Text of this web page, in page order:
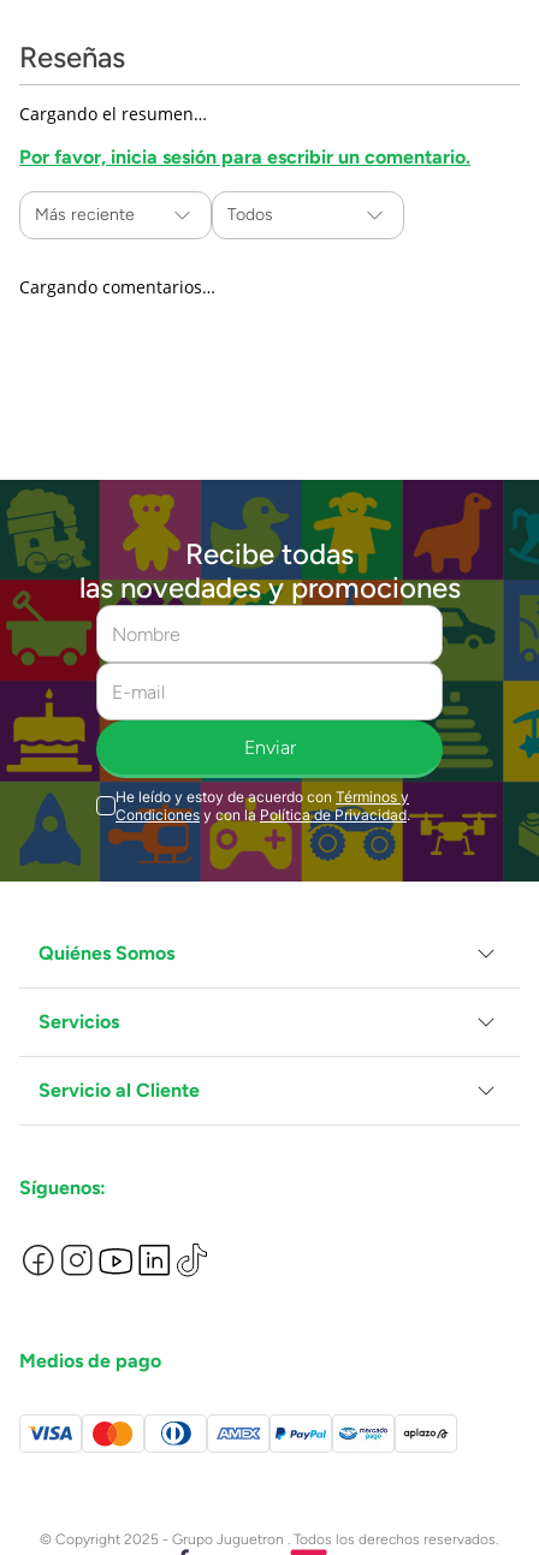
Reseñas
Cargando el resumen…
Por favor, inicia sesión para escribir un comentario.
Más reciente Todos
Cargando comentarios…
Recibe todas
las novedades y promociones
Enviar
He leído y estoy de acuerdo con Términos y
Condiciones y con la Política de Privacidad.
Quiénes Somos
Grupo Juguetron
Localiza tu tienda
Blog
Servicios
Facturación
Proveedores
Servicio al Cliente
Preguntas Frecuentes
Términos y Condiciones
Devoluciones de Compras en Línea
Síguenos:
Medios de pago
© Copyright 2025 - Grupo Juguetron . Todos los derechos reservados.